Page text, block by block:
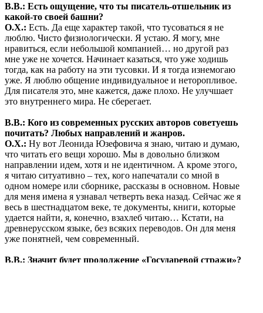
В.В.: Есть ощущение, что ты писатель-отшельник из
какой-то своей башни?
О.Х.: Есть. Да еще характер такой, что тусоваться я не
люблю. Чисто физиологически. Я устаю. Я могу, мне
нравиться, если небольшой компанией… но другой раз
мне уже не хочется. Начинает казаться, что уже ходишь
тогда, как на работу на эти тусовки. И я тогда изнемогаю
уже. Я люблю общение индивидуальное и неторопливое.
Для писателя это, мне кажется, даже плохо. Не улучшает
это внутреннего мира. Не сберегает.
В.В.: Кого из современных русских авторов советуешь
почитать? Любых направлений и жанров.
О.Х.: Ну вот Леонида Юзефовича я знаю, читаю и думаю,
что читать его вещи хорошо. Мы в довольно близком
направлении идем, хотя и не идентичном. А кроме этого,
я читаю ситуативно – тех, кого напечатали со мной в
одном номере или сборнике, рассказы в основном. Новые
для меня имена я узнавал четверть века назад. Сейчас же я
весь в шестнадцатом веке, те документы, книги, которые
удается найти, я, конечно, взахлеб читаю… Кстати, на
древнерусском языке, без всяких переводов. Он для меня
уже понятней, чем современный.
В.В.: Значит будет продолжение «Государевой стражи»?